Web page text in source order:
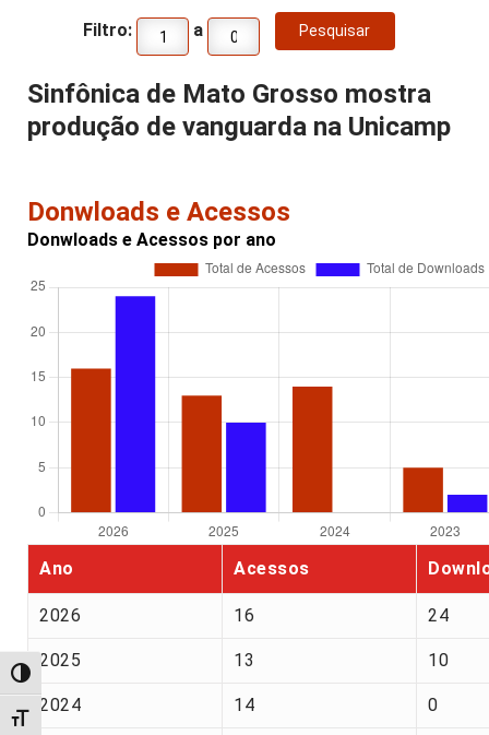
Alternar alto contraste
Alternar tamanho da fonte
Filtro: a
Sinfônica de Mato Grosso mostra
produção de vanguarda na Unicamp
Donwloads e Acessos
Donwloads e Acessos por ano
Ano Acessos
2026 16 24
2025 13 10
2024 14 0